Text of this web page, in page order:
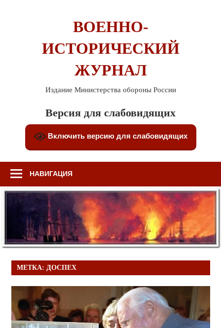
ВОЕННО-
ИСТОРИЧЕСКИЙ
ЖУРНАЛ
Издание Министерства обороны России
Версия для слабовидящих
Включить версию для слабовидящих
НАВИГАЦИЯ
МЕТКА: ДОСПЕХ